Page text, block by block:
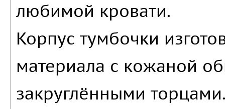
любимой кровати.
Корпус тумбочки
материала с кожаной
закруглёнными